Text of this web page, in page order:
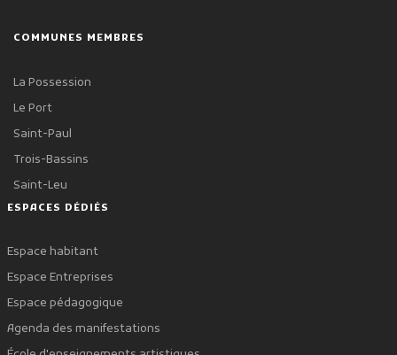
COMMUNES MEMBRES
La Possession
Le Port
Saint-Paul
Trois-Bassins
Saint-Leu
ESPACES DÉDIÉS
Espace habitant
Espace Entreprises
Espace pédagogique
Agenda des manifestations